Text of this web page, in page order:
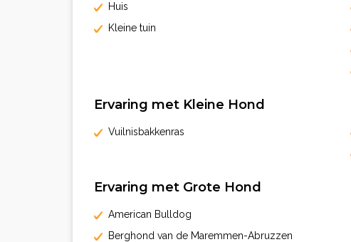
Huis
Kleine tuin
Ervaring met Kleine Hond
Vuilnisbakkenras
Ervaring met Grote Hond
American Bulldog
Berghond van de Maremmen-Abruzzen